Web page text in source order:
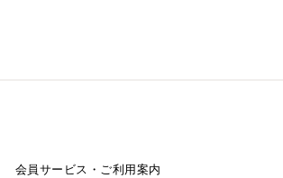
会員サービス・ご利用案内